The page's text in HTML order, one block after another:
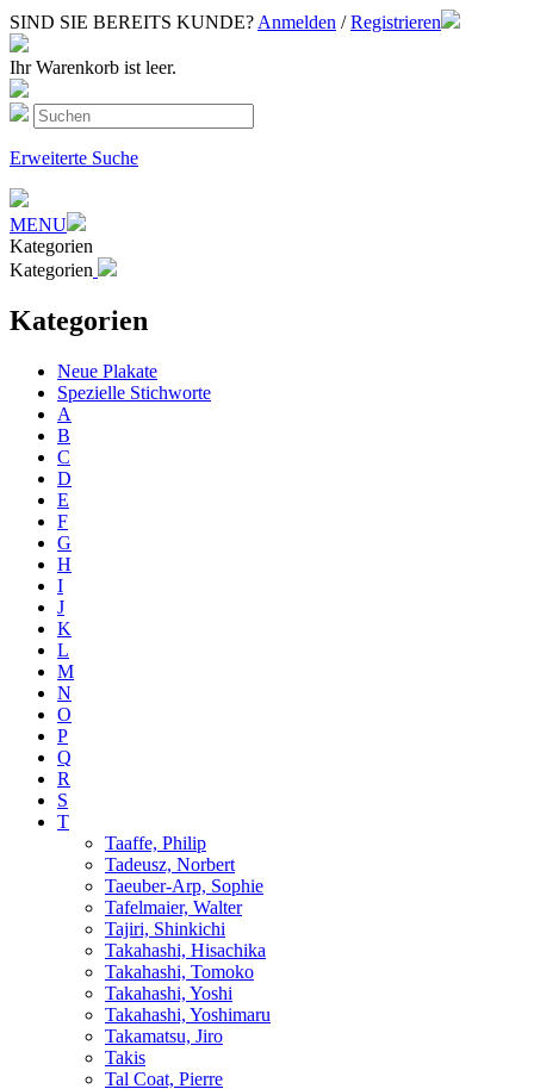
SIND SIE BEREITS KUNDE? Anmelden / Registrieren
Ihr Warenkorb ist leer.
Erweiterte Suche
MENU
Kategorien
Kategorien
Kategorien
Neue Plakate
Spezielle Stichworte
A
B
C
D
E
F
G
H
I
J
K
L
M
N
O
P
Q
R
S
T
Taaffe, Philip
Tadeusz, Norbert
Taeuber-Arp, Sophie
Tafelmaier, Walter
Tajiri, Shinkichi
Takahashi, Hisachika
Takahashi, Tomoko
Takahashi, Yoshi
Takahashi, Yoshimaru
Takamatsu, Jiro
Takis
Tal Coat, Pierre